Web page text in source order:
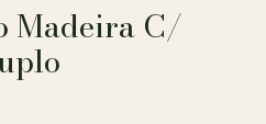
Madeira C/